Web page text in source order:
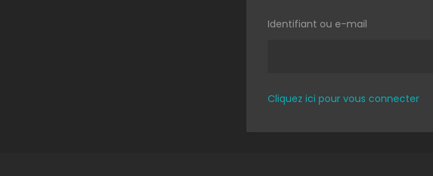
Identifiant ou e-mail
Cliquez ici pour vous connecter